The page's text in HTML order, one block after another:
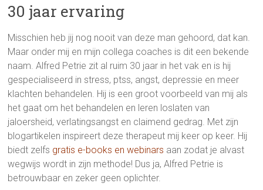
30 jaar ervaring
Misschien heb jij nog nooit van deze man gehoord, dat kan.
Maar onder mij en mijn collega coaches is dit een bekende
naam. Alfred Petrie zit al ruim 30 jaar in het vak en is hij
gespecialiseerd in stress, ptss, angst, depressie en meer
klachten behandelen. Hij is een groot voorbeeld van mij als
het gaat om het behandelen en leren loslaten van
jaloersheid, verlatingsangst en claimend gedrag. Met zijn
blogartikelen inspireert deze therapeut mij keer op keer. Hij
biedt zelfs gratis e-books en webinars aan zodat je alvast
wegwijs wordt in zijn methode! Dus ja, Alfred Petrie is
betrouwbaar en zeker geen oplichter.